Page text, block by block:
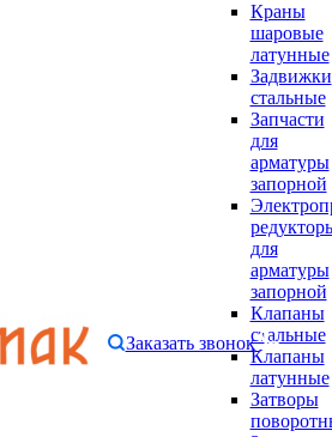
Краны
шаровые
латунные
Задвижки
стальные
Запчасти
для
арматуры
запорной
для
арматуры
запорной
Клапаны
стальные
Клапаны
латунные
Затворы
Заказать звонок